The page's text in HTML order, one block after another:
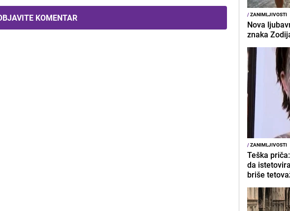
KOMENTAR /ZANIMLJIVOSTI
Nova
znaka
/ZANIMLJIVOSTI
Teška
da
briše